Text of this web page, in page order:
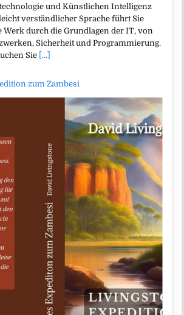
und Künstlichen Intelligenz
verständlicher Sprache führt Sie
Werk durch die Grundlagen der IT, von
Sicherheit und Programmierung.
Sie [...]
zum Zambesi